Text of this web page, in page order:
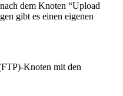
dem Knoten “Upload
gibt es einen eigenen
Knoten mit den